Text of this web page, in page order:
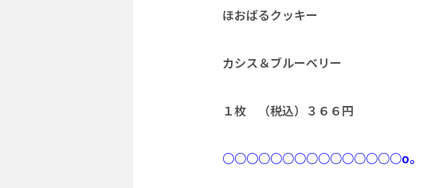
ほおばるクッキー
カシス＆ブルーベリー
１枚 （税込）３６６円
○○○○○○○○○○○○○○○o。